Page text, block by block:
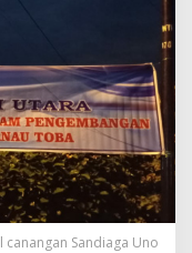
canangan Sandiaga Uno